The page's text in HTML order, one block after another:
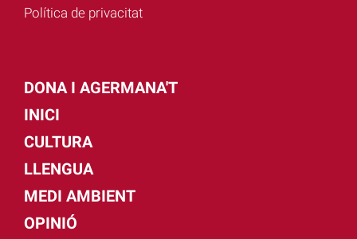
Política de privacitat
DONA I AGERMANA'T
INICI
CULTURA
LLENGUA
MEDI AMBIENT
OPINIÓ